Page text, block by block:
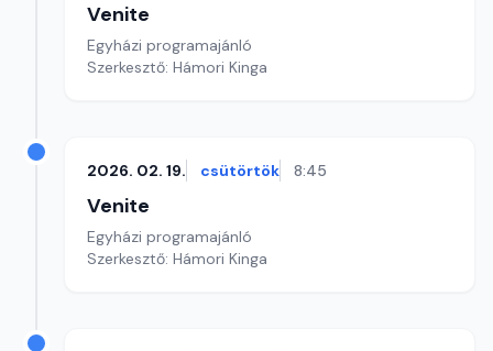
Venite
Egyházi programajánló
Szerkesztő: Hámori Kinga
2026. 02. 19. csütörtök 8:45
Venite
Egyházi programajánló
Szerkesztő: Hámori Kinga